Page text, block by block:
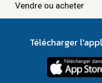
Vendre ou acheter
Télécharger